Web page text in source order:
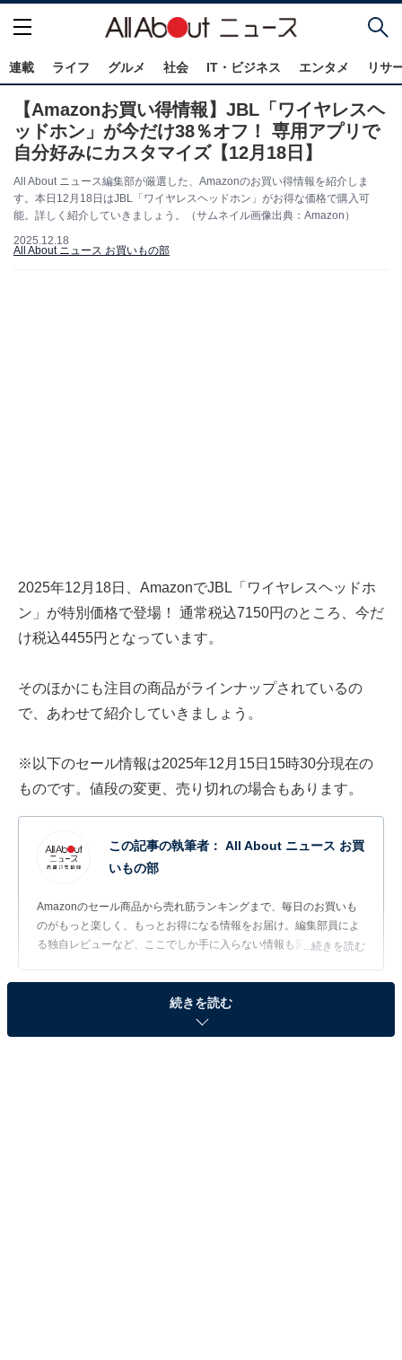
連載 ライフ グルメ 社会 IT・ビジネス エンタメ リサ
【Amazonお買い得情報】JBL「ワイヤレスヘ
ッドホン」が今だけ38％オフ！ 専用アプリで
自分好みにカスタマイズ【12月18日】
All About ニュース編集部が厳選した、Amazonのお買い得情報を紹介しま
す。本日12月18日はJBL「ワイヤレスヘッドホン」がお得な価格で購入可
能。詳しく紹介していきましょう。（サムネイル画像出典：Amazon）
2025.12.18
All About ニュース お買いもの部
2025年12月18日、AmazonでJBL「ワイヤレスヘッドホ
ン」が特別価格で登場！ 通常税込7150円のところ、今だ
け税込4455円となっています。
そのほかにも注目の商品がラインナップされているの
で、あわせて紹介していきましょう。
※以下のセール情報は2025年12月15日15時30分現在の
ものです。値段の変更、売り切れの場合もあります。
この記事の執筆者： All About ニュース お買
いもの部
Amazonのセール商品から売れ筋ランキングまで、毎日のお買いも
のがもっと楽しく、もっとお得になる情報をお届け。編集部員によ
る独自レビューなど、ここでしか手に入らない情報も満載です。
...続きを読む
※本記事で紹介している商品の購入やサービスの利用により、売上の一部が
オールアバウトに還元されることがあります。
続きを読む